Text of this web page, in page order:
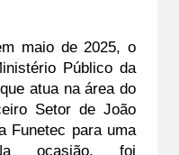
maio de 2025, o
Público da
atua na área do
Setor de João
Funetec para uma
ocasião, foi